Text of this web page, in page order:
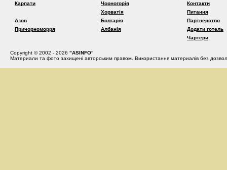
Карпати
Азов
Причорноморря
Чорногорія
Хорватія
Болгарія
Албанія
Контакти
Питання
Партнерство
Додати готель
Чартери
Copyright © 2002 - 2026 "ASINFO"
Материали та фото захищені авторським правом. Використання материалів без